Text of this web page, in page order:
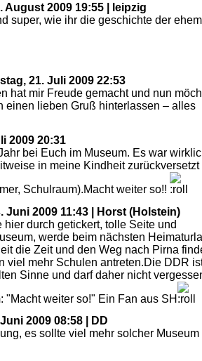
August 2009 19:55 | leipzig
super, wie ihr die geschichte der
21. Juli 2009 22:53
hat mir Freude gemacht und nun
einen lieben Gruß hinterlassen – alles
2009 20:31
bei Euch im Museum. Es war
in meine Kindheit zurückversetzt
Schulraum).Macht weiter so!!
Juni 2009 11:43 | Horst (Holstein)
hier durch getickert, tolle Seite und
werde beim nächsten
die Zeit und den Weg nach Pirna
viel mehr Schulen antreten.Die DDR
Sinne und darf daher nicht
"Macht weiter so!" Ein Fan aus SH
2009 08:58 | DD
es sollte viel mehr solcher Museum